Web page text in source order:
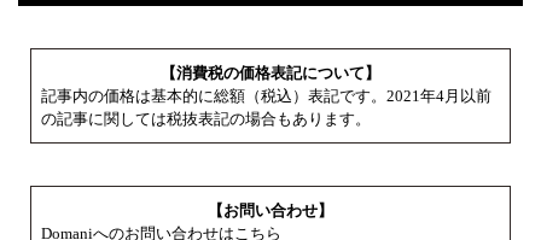
【消費税の価格表記について】
記事内の価格は基本的に総額（税込）表記です。2021年4月以前
の記事に関しては税抜表記の場合もあります。
【お問い合わせ】
Domaniへのお問い合わせはこちら